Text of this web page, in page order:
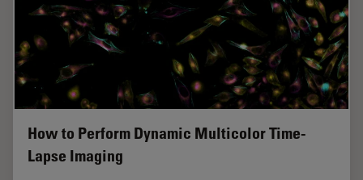
How to Perform Dynamic Multicolor Time-
Lapse Imaging